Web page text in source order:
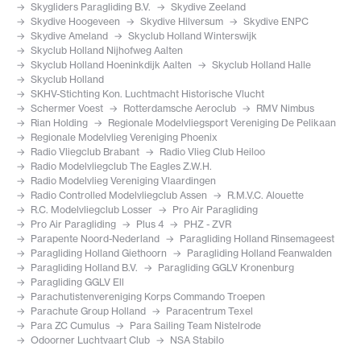
Skygliders Paragliding B.V.
Skydive Zeeland
Skydive Hoogeveen
Skydive Hilversum
Skydive ENPC
Skydive Ameland
Skyclub Holland Winterswijk
Skyclub Holland Nijhofweg Aalten
Skyclub Holland Hoeninkdijk Aalten
Skyclub Holland Halle
Skyclub Holland
SKHV-Stichting Kon. Luchtmacht Historische Vlucht
Schermer Voest
Rotterdamsche Aeroclub
RMV Nimbus
Rian Holding
Regionale Modelvliegsport Vereniging De Pelikaan
Regionale Modelvlieg Vereniging Phoenix
Radio Vliegclub Brabant
Radio Vlieg Club Heiloo
Radio Modelvliegclub The Eagles Z.W.H.
Radio Modelvlieg Vereniging Vlaardingen
Radio Controlled Modelvliegclub Assen
R.M.V.C. Alouette
R.C. Modelvliegclub Losser
Pro Air Paragliding
Pro Air Paragliding
Plus 4
PHZ - ZVR
Parapente Noord-Nederland
Paragliding Holland Rinsemageest
Paragliding Holland Giethoorn
Paragliding Holland Feanwalden
Paragliding Holland B.V.
Paragliding GGLV Kronenburg
Paragliding GGLV Ell
Parachutistenvereniging Korps Commando Troepen
Parachute Group Holland
Paracentrum Texel
Para ZC Cumulus
Para Sailing Team Nistelrode
Odoorner Luchtvaart Club
NSA Stabilo